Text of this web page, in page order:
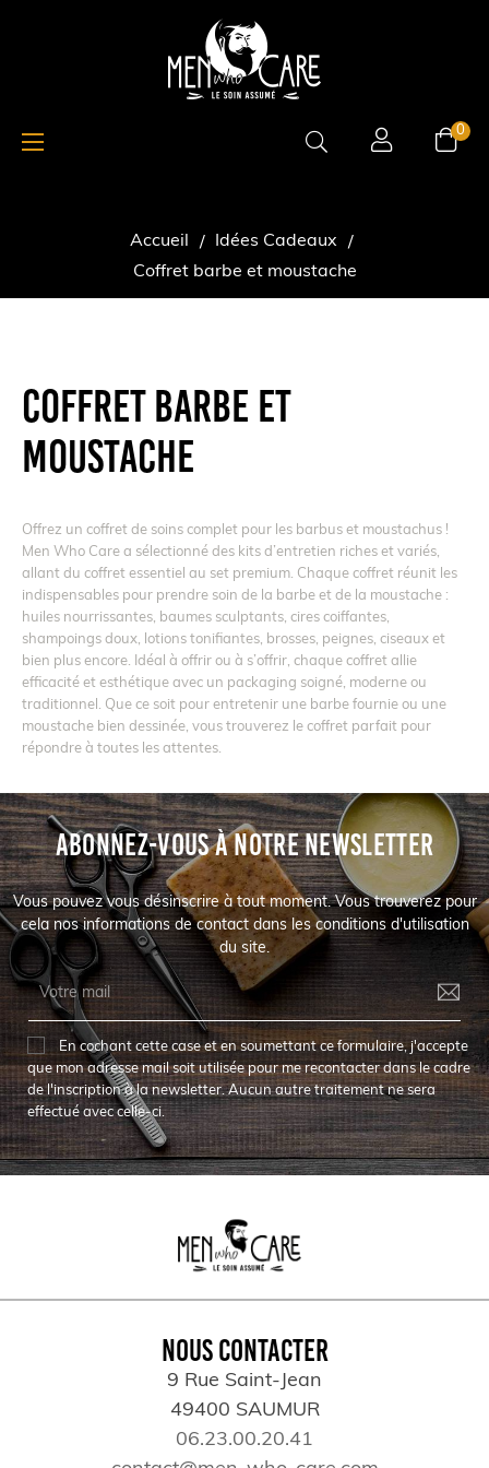
0
Basculer
la
☰
Accueil
Idées Cadeaux
Coffret barbe et moustache
COFFRET BARBE ET
MOUSTACHE
Offrez un coffret de soins complet pour les barbus et moustachus !
Men Who Care a sélectionné des kits d’entretien riches et variés,
allant du coffret essentiel au set premium. Chaque coffret réunit les
indispensables pour prendre soin de la barbe et de la moustache :
huiles nourrissantes, baumes sculptants, cires coiffantes,
shampoings doux, lotions tonifiantes, brosses, peignes, ciseaux et
bien plus encore. Idéal à offrir ou à s’offrir, chaque coffret allie
efficacité et esthétique avec un packaging soigné, moderne ou
traditionnel. Que ce soit pour entretenir une barbe fournie ou une
moustache bien dessinée, vous trouverez le coffret parfait pour
répondre à toutes les attentes.
ABONNEZ-VOUS À NOTRE NEWSLETTER
Vous pouvez vous désinscrire à tout moment. Vous trouverez pour
cela nos informations de contact dans les conditions d'utilisation
du site.
En cochant cette case et en soumettant ce formulaire, j'accepte
que mon adresse mail soit utilisée pour me recontacter dans le cadre
de l'inscription à la newsletter. Aucun autre traitement ne sera
effectué avec celle-ci.
NOUS CONTACTER
9 Rue Saint-Jean
49400 SAUMUR
06.23.00.20.41